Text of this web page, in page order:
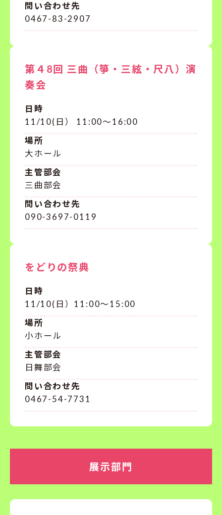
問い合わせ先
0467-83-2907
第４8回 三曲（箏・三絃・尺八）演
奏会
日時
11/10(日） 11:00～16:00
場所
大ホール
主管部会
三曲部会
問い合わせ先
090-3697-0119
をどりの祭典
日時
11/10(日）11:00～15:00
場所
小ホール
主管部会
日舞部会
問い合わせ先
0467-54-7731
展示部門